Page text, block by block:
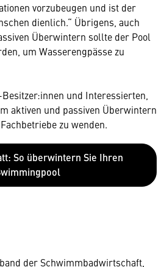
vorzubeugen und ist der
dienlich.“ Übrigens, auch
Überwintern sollte der Pool
um Wasserengpässe zu
und Interessierten,
aktiven und passiven Überwintern
zu wenden.
So überwintern Sie Ihren
der Schwimmbadwirtschaft,